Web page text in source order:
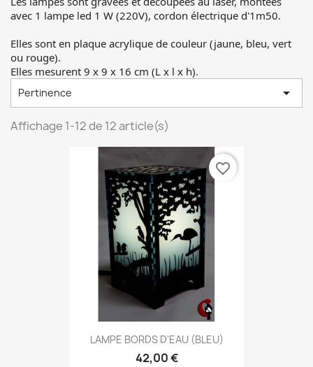
avec 1 lampe led 1 W (220V), cordon électrique d'1m50.
Elles sont en plaque acrylique de couleur (jaune, bleu, vert
ou rouge).
Elles mesurent 9 x 9 x 16 cm (L x l x h).
Pertinence 
Affichage 1-12 de 12 article(s)
LAMPE BORDS D'EAU (BLEU)
42,00 €
favorite_border